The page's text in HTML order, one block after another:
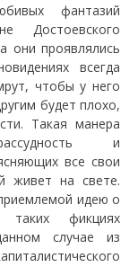
фантазий
Достоевского
они проявлялись
всегда
чтобы у него
будет плохо,
Такая манера
и
все свои
живет на свете.
идею о
фикциях
случае из